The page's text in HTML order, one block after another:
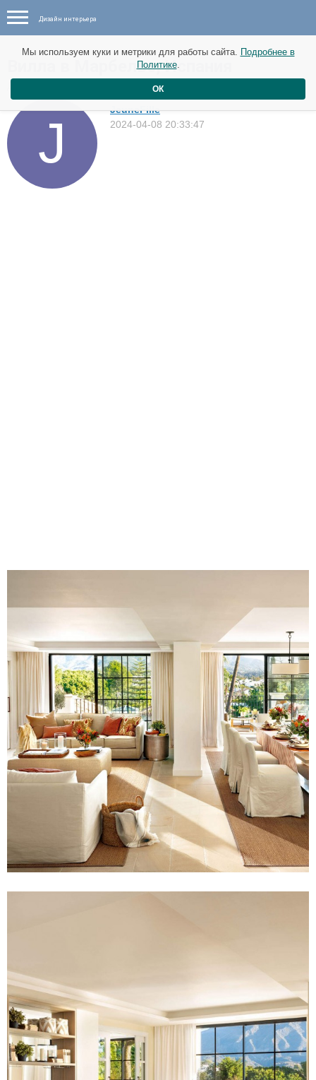
Дизайн интерьера
Вилла в Марбелье, Испания
JeuneFille
2024-04-08 20:33:47
Мы используем куки и метрики для работы сайта. Подробнее в
Политике.
ОК